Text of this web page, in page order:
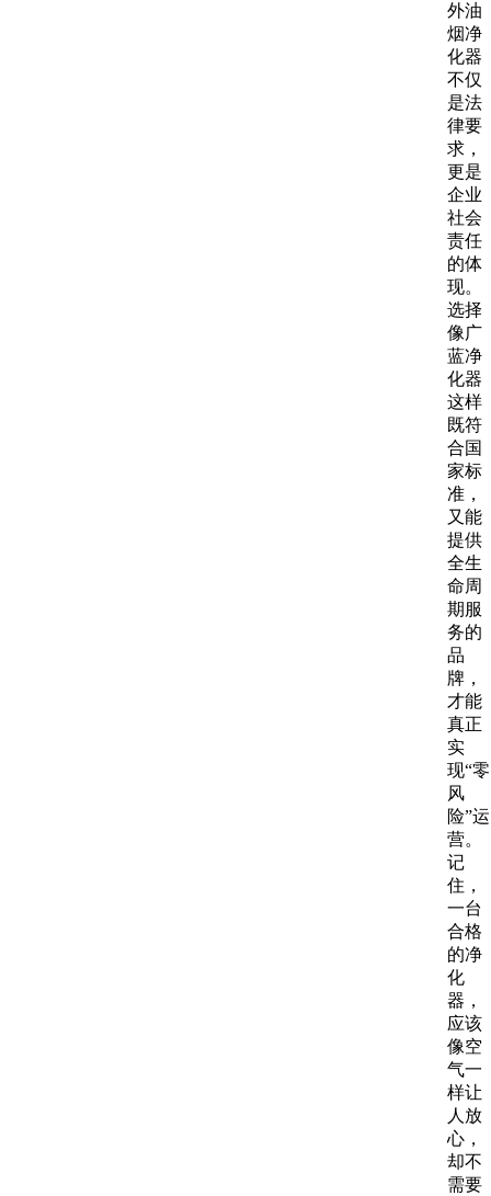
外油
烟净
化器
不仅
是法
律要
求，
更是
企业
社会
责任
的体
现。
选择
像广
蓝净
化器
这样
既符
合国
家标
准，
又能
提供
全生
命周
期服
务的
品
牌，
才能
真正
实
现“零
风
险”运
营。
记
住，
一台
合格
的净
化
器，
应该
像空
气一
样让
人放
心，
却不
需要